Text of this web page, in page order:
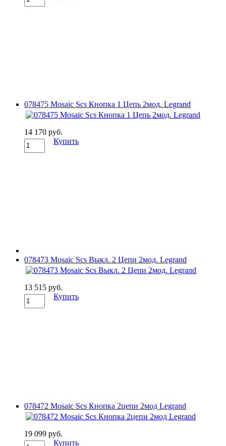
078475 Mosaic Scs Кнопка 1 Цепь 2мод. Legrand
14 170 руб.
Купить
078473 Mosaic Scs Выкл. 2 Цепи 2мод. Legrand
13 515 руб.
Купить
078472 Mosaic Scs Кнопка 2цепи 2мод Legrand
19 099 руб.
Купить